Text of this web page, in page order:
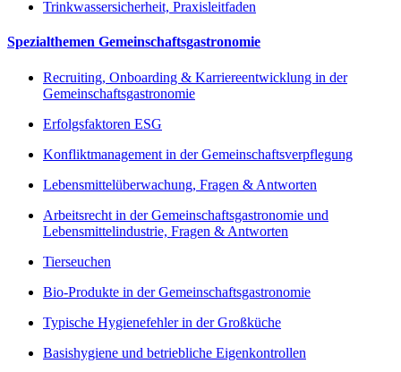
Trinkwassersicherheit, Praxisleitfaden
Spezialthemen Gemeinschaftsgastronomie
Recruiting, Onboarding & Karriereentwicklung in der
Gemeinschaftsgastronomie
Erfolgsfaktoren ESG
Konfliktmanagement in der Gemeinschaftsverpflegung
Lebensmittelüberwachung, Fragen & Antworten
Arbeitsrecht in der Gemeinschaftsgastronomie und
Lebensmittelindustrie, Fragen & Antworten
Tierseuchen
Bio-Produkte in der Gemeinschaftsgastronomie
Typische Hygienefehler in der Großküche
Basishygiene und betriebliche Eigenkontrollen